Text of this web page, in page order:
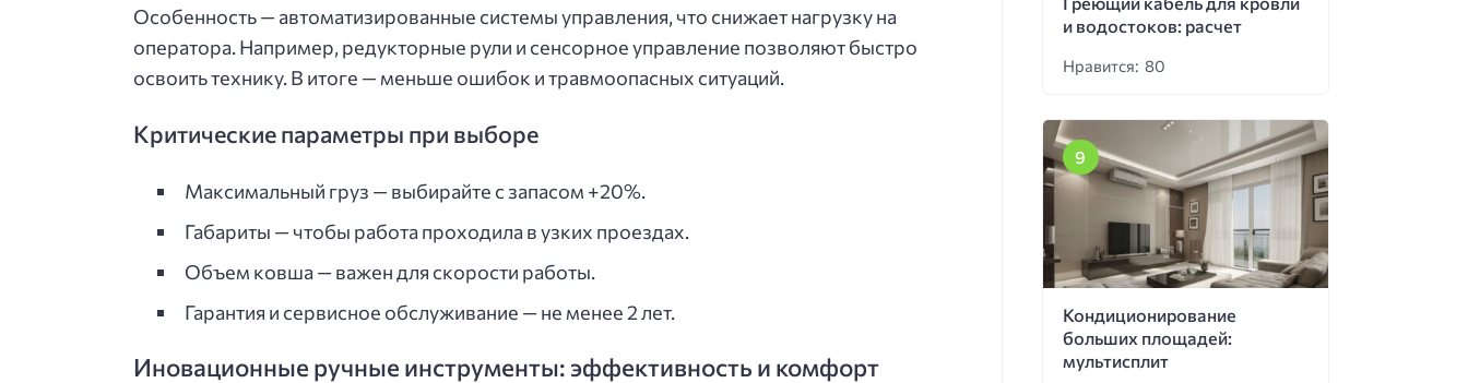
Особенность — автоматизированные системы управления, что снижает нагрузку на
оператора. Например, редукторные рули и сенсорное управление позволяют быстро
освоить технику. В итоге — меньше ошибок и травмоопасных ситуаций.
Критические параметры при выборе
Максимальный груз — выбирайте с запасом +20%.
Габариты — чтобы работа проходила в узких проездах.
Объем ковша — важен для скорости работы.
Гарантия и сервисное обслуживание — не менее 2 лет.
Иновационные ручные инструменты: эффективность и комфорт
и водостоков: расчет
Нравится: 80
Кондиционирование
больших площадей:
мультисплит